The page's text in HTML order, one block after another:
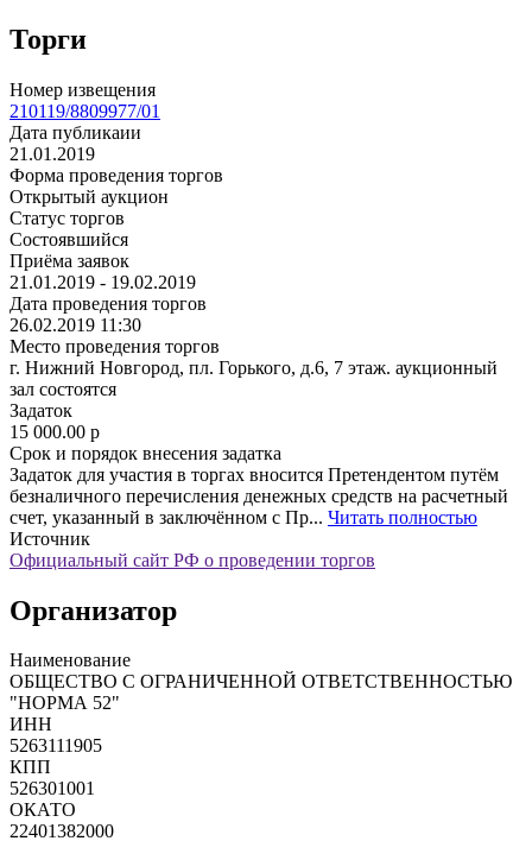
Торги
Номер извещения
210119/8809977/01
Дата публикаии
21.01.2019
Форма проведения торгов
Открытый аукцион
Статус торгов
Состоявшийся
Приёма заявок
21.01.2019 - 19.02.2019
Дата проведения торгов
26.02.2019 11:30
Место проведения торгов
г. Нижний Новгород, пл. Горького, д.6, 7 этаж. аукционный
зал состоятся
Задаток
15 000.00 p
Срок и порядок внесения задатка
Задаток для участия в торгах вносится Претендентом путём
безналичного перечисления денежных средств на расчетный
счет, указанный в заключённом с Пр... Читать полностью
Источник
Официальный сайт РФ о проведении торгов
Организатор
Наименование
ОБЩЕСТВО С ОГРАНИЧЕННОЙ ОТВЕТСТВЕННОСТЬЮ
"НОРМА 52"
ИНН
5263111905
КПП
526301001
ОКАТО
22401382000